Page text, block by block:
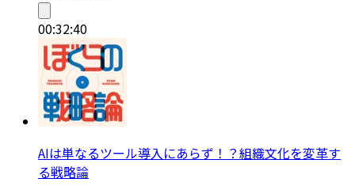
00:32:40
AIは単なるツール導入にあらず！？組織文化を変革す
る戦略論